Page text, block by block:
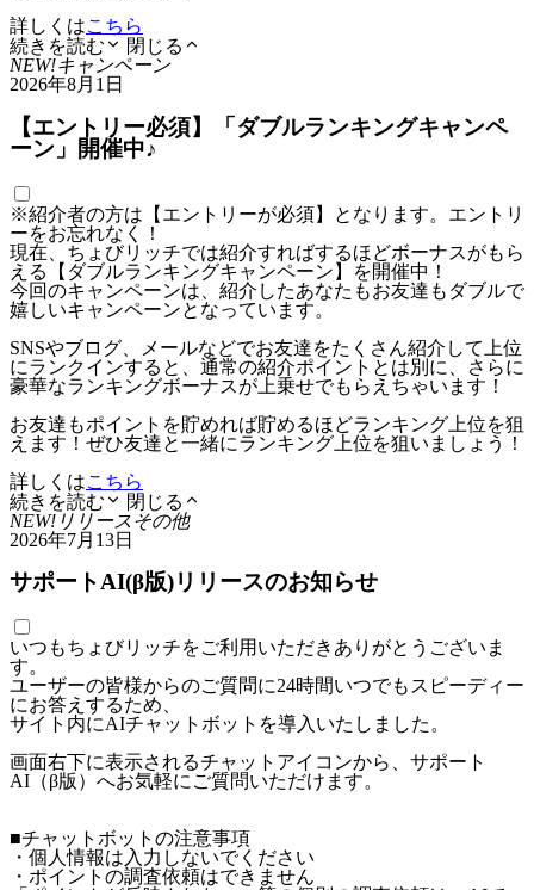
詳しくはこちら
続きを読む
閉じる
NEW!キャンペーン
2026年8月1日
【エントリー必須】「ダブルランキングキャンペ
ーン」開催中♪
※紹介者の方は【エントリーが必須】となります。エントリ
ーをお忘れなく！
現在、ちょびリッチでは紹介すればするほどボーナスがもら
える【ダブルランキングキャンペーン】を開催中！
今回のキャンペーンは、紹介したあなたもお友達もダブルで
嬉しいキャンペーンとなっています。
SNSやブログ、メールなどでお友達をたくさん紹介して上位
にランクインすると、通常の紹介ポイントとは別に、さらに
豪華なランキングボーナスが上乗せでもらえちゃいます！
お友達もポイントを貯めれば貯めるほどランキング上位を狙
えます！ぜひ友達と一緒にランキング上位を狙いましょう！
詳しくはこちら
続きを読む
閉じる
NEW! リリースその他
2026年7月13日
サポートAI(β版)リリースのお知らせ
いつもちょびリッチをご利用いただきありがとうございま
す。
ユーザーの皆様からのご質問に24時間いつでもスピーディー
にお答えするため、
サイト内にAIチャットボットを導入いたしました。
画面右下に表示されるチャットアイコンから、サポート
AI（β版）へお気軽にご質問いただけます。
■チャットボットの注意事項
・個人情報は入力しないでください
・ポイントの調査依頼はできません